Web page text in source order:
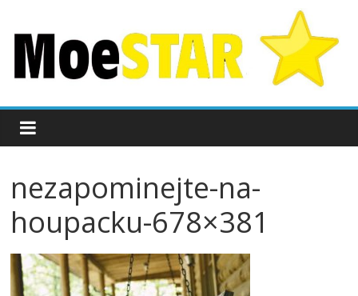
nezapominejte-na-
houpacku-678×381